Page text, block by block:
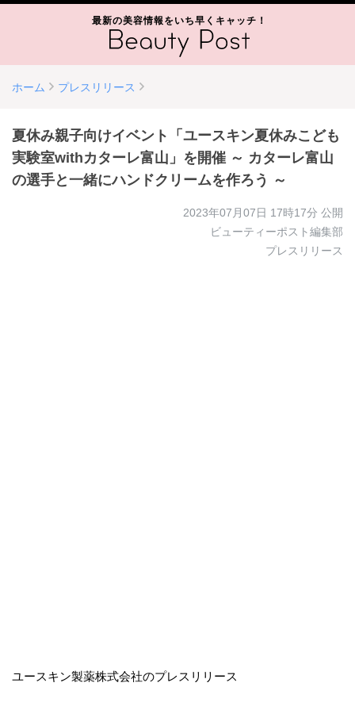
最新の美容情報をいち早くキャッチ！
ホーム プレスリリース
夏休み親子向けイベント「ユースキン夏休みこども
実験室withカターレ富山」を開催 ～ カターレ富山
の選手と一緒にハンドクリームを作ろう ～
2023年07月07日 17時17分 公開
ビューティーポスト編集部
プレスリリース
ユースキン製薬株式会社のプレスリリース